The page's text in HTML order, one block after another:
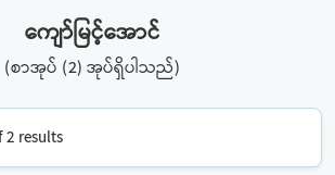
ကျော်မြင့်အောင်
(စာအုပ် (2) အုပ်ရှိပါသည်)
2 results